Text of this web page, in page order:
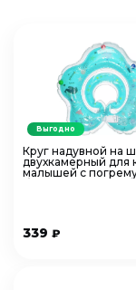
Круг надувной на
двухкамерный для
малышей с
339 ₽
Выгодно